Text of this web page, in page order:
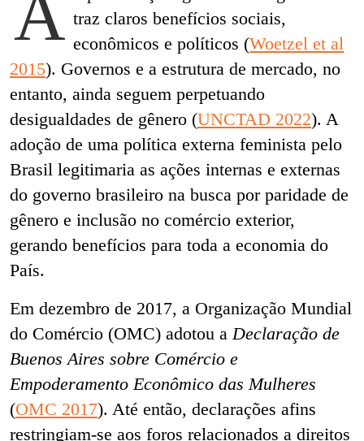
traz claros benefícios sociais,
econômicos e políticos (Woetzel et al
2015). Governos e a estrutura de mercado, no
entanto, ainda seguem perpetuando
desigualdades de gênero (UNCTAD 2022). A
adoção de uma política externa feminista pelo
Brasil legitimaria as ações internas e externas
do governo brasileiro na busca por paridade de
gênero e inclusão no comércio exterior,
gerando benefícios para toda a economia do
País.
Em dezembro de 2017, a Organização Mundial
do Comércio (OMC) adotou a Declaração de
Buenos Aires sobre Comércio e
Empoderamento Econômico das Mulheres
(OMC 2017). Até então, declarações afins
restringiam-se aos foros relacionados a direitos